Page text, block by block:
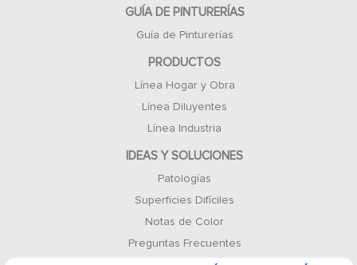
GUÍA DE PINTURERÍAS
Guía de Pinturerías
PRODUCTOS
Línea Hogar y Obra
Línea Diluyentes
Línea Industria
IDEAS Y SOLUCIONES
Patologías
Superficies Difíciles
Notas de Color
Preguntas Frecuentes